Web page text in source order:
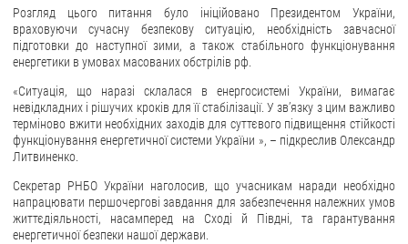
Облік публічної інформації
Питання запобігання корупції
Публічні закупівлі
Внутрішній аудит
ДЕРЖАВНИЙ РЕЄСТР САНКЦІЙ
Розгляд цього питання було ініційовано Президентом України,
враховуючи сучасну безпекову ситуацію, необхідність завчасної
підготовки до наступної зими, а також стабільного функціонування
енергетики в умовах масованих обстрілів рф.
«Ситуація, що наразі склалася в енергосистемі України, вимагає
невідкладних і рішучих кроків для її стабілізації. У зв’язку з цим важливо
терміново вжити необхідних заходів для суттєвого підвищення стійкості
функціонування енергетичної системи України », – підкреслив Олександр
Литвиненко.
Секретар РНБО України наголосив, що учасникам наради необхідно
напрацювати першочергові завдання для забезпечення належних умов
життєдіяльності, насамперед на Сході й Півдні, та гарантування
енергетичної безпеки нашої держави.